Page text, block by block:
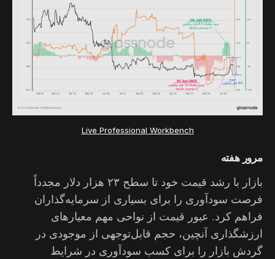
Live Professional Workbench
مرور هفته
بازار با رشد قیمت خود تا سطح ۲۳ هزار دلار مجدداً
فرصت سودآوری را برای بسیاری از سرمایه‌گذاران
فراهم کرد. عبور قیمت از نواحی مهم معیارهای
ارزشگذاری آنچین، حجم قابل‌توجهی از موجودی در
گردش بازار را برای کسب سودآوری در شرایط